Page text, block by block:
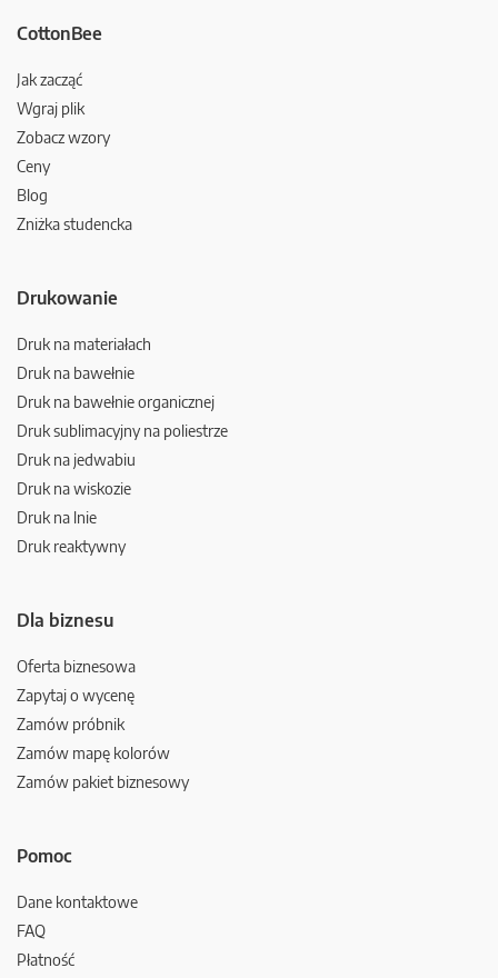
CottonBee
Jak zacząć
Wgraj plik
Zobacz wzory
Ceny
Blog
Zniżka studencka
Drukowanie
Druk na materiałach
Druk na bawełnie
Druk na bawełnie organicznej
Druk sublimacyjny na poliestrze
Druk na jedwabiu
Druk na wiskozie
Druk na lnie
Druk reaktywny
Dla biznesu
Oferta biznesowa
Zapytaj o wycenę
Zamów próbnik
Zamów mapę kolorów
Zamów pakiet biznesowy
Pomoc
Dane kontaktowe
FAQ
Płatność